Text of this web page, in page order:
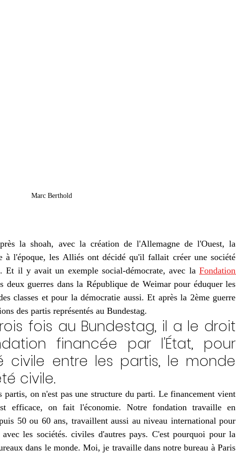
Marc Berthold
la shoah, avec la création de l'Allemagne de l'Ouest, la
à l'époque, les Alliés ont décidé qu'il fallait créer une société
Et il y avait un exemple social-démocrate, avec la Fondation
deux guerres dans la République de Weimar pour éduquer les
classes et pour la démocratie aussi. Et après la 2ème guerre
des partis représentés au Bundestag.
fois au Bundestag, il a le droit
financée par l'État, pour
civile entre les partis, le monde
civile.
partis, on n'est pas une structure du parti. Le financement vient
efficace, on fait l'économie. Notre fondation travaille en
50 ou 60 ans, travaillent aussi au niveau international pour
dans le monde. Moi, je travaille dans notre bureau à Paris